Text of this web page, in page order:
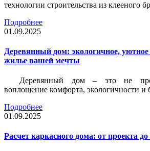
технологии строительства из клееного
Подробнее
01.09.2025
Деревянный дом: экологичное, уютное
жилье вашей мечты
Деревянный дом – это не
воплощение комфорта, экологичности и
Подробнее
01.09.2025
Расчет каркасного дома: от проекта